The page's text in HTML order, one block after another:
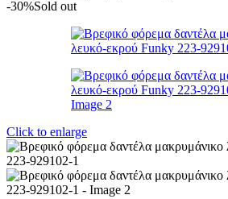
-30%Sold out
Click to enlarge